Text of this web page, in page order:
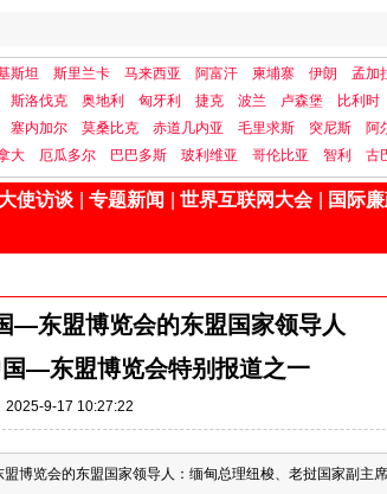
斯坦 斯里兰卡 马来西亚 阿富汗 柬埔寨 伊朗 孟加
斯洛伐克 奥地利 匈牙利 捷克 波兰 卢森堡 比利时
塞内加尔 莫桑比克 赤道几内亚 毛里求斯 突尼斯 阿
大 厄瓜多尔 巴巴多斯 玻利维亚 哥伦比亚 智利 古
大使访谈 专题新闻 世界互联网大会 国际
—东盟博览会的东盟国家领导人
—东盟博览会特别报道之一
2025-9-17 10:27:22
博览会的东盟国家领导人：缅甸总理纽梭、老挝国家副主